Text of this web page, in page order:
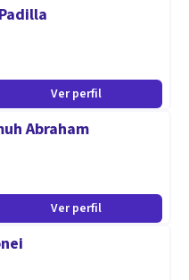
Ver perfil
Abraham
Ver perfil